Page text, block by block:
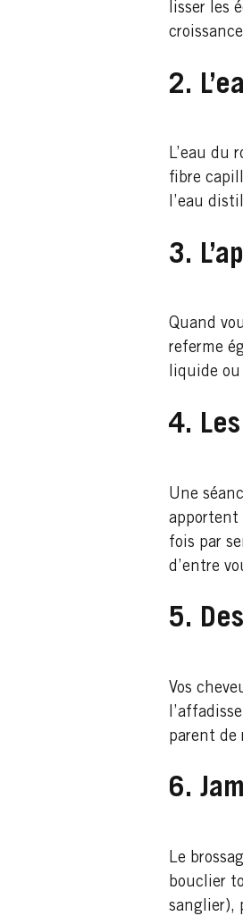
lisser les
2.
L’eau du
fibre
l’eau
3.
Quand
referme
liquide ou
4.
Une
apportent
fois par
d’entre
5.
Vos
parent
6.
Le
bouclier
sanglier),